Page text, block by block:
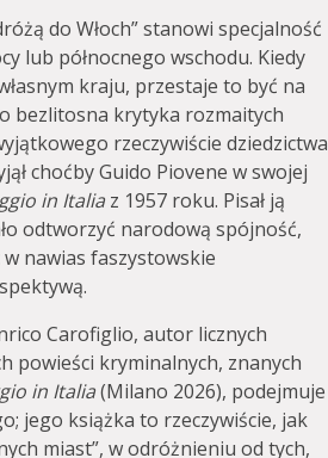
do Włoch” stanowi specjalność
lub północnego wschodu. Kiedy
kraju, przestaje to być na
bezlitosna krytyka rozmaitych
rzeczywiście dziedzictwa
choćby Guido Piovene w swojej
in Italia z 1957 roku. Pisał ją
odtworzyć narodową spójność,
nawias faszystowskie
Carofiglio, autor licznych
powieści kryminalnych, znanych
in Italia(Milano 2026), podejmuje
jego książka to rzeczywiście, jak
miast”, w odróżnieniu od tych,